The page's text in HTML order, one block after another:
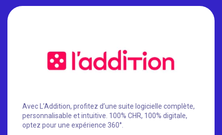
Avec L’Addition, profitez d’une suite logicielle complète,
personnalisable et intuitive. 100% CHR, 100% digitale,
optez pour une expérience 360°.